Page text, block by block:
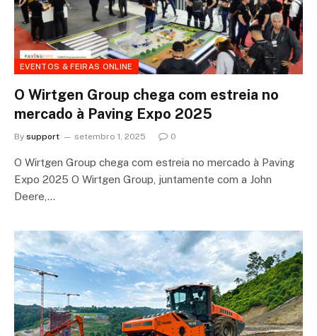
EVENTOS & FEIRAS ONLINE
O Wirtgen Group chega com estreia no
mercado à Paving Expo 2025
By support setembro 1, 2025 0
O Wirtgen Group chega com estreia no mercado à Paving
Expo 2025 O Wirtgen Group, juntamente com a John
Deere,…